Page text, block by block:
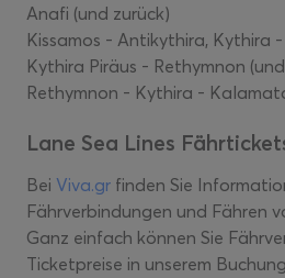
Anafi (und zurück)
Kissamos - Antikythira, Kythira
Kythira Piräus - Rethymnon
Rethymnon - Kythira -
Lane Sea Lines
Bei Viva.gr finden Sie
Fährverbindungen und Fähren
Ganz einfach können Sie
Ticketpreise in unserem